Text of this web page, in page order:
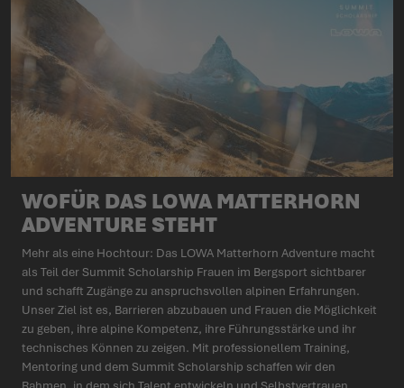
WOFÜR DAS LOWA MATTERHORN
ADVENTURE STEHT
Mehr als eine Hochtour: Das LOWA Matterhorn Adventure macht
als Teil der Summit Scholarship Frauen im Bergsport sichtbarer
und schafft Zugänge zu anspruchsvollen alpinen Erfahrungen.
Unser Ziel ist es, Barrieren abzubauen und Frauen die Möglichkeit
zu geben, ihre alpine Kompetenz, ihre Führungsstärke und ihr
technisches Können zu zeigen. Mit professionellem Training,
Mentoring und dem Summit Scholarship schaffen wir den